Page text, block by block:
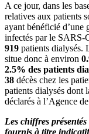
A ce jour, dans les
relatives aux patients
ayant bénéficié d’une
infectés par le SARS-
919 patients dialysés.
situe donc à environ
2.5% des patients
38 décès chez les
patients dialysés dont
déclarés à l’Agence
Les chiffres
fournis à titre indicatif